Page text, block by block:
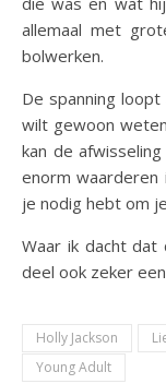
allemaal met
bolwerken.
De spanning
wilt gewoon
kan de
enorm
je nodig hebt om
Waar ik dacht
deel ook zeker
Holly Jackson
Young Adult